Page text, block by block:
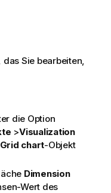
Sie bearbeiten,
die Option
>Visualization
Grid chart-Objekt
Dimension
Wert des